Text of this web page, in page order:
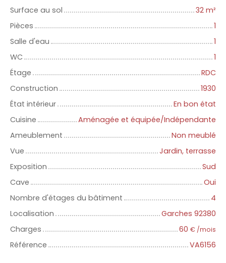
Surface au sol
32 m²
Pièces
1
Salle d'eau
1
WC
1
Étage
RDC
Construction
1930
État intérieur
En bon état
Cuisine
Aménagée et équipée/Indépendante
Ameublement
Non meublé
Vue
Jardin, terrasse
Exposition
Sud
Cave
Oui
Nombre d'étages du bâtiment
4
Localisation
Garches 92380
Charges
60 € /mois
Référence VA6156